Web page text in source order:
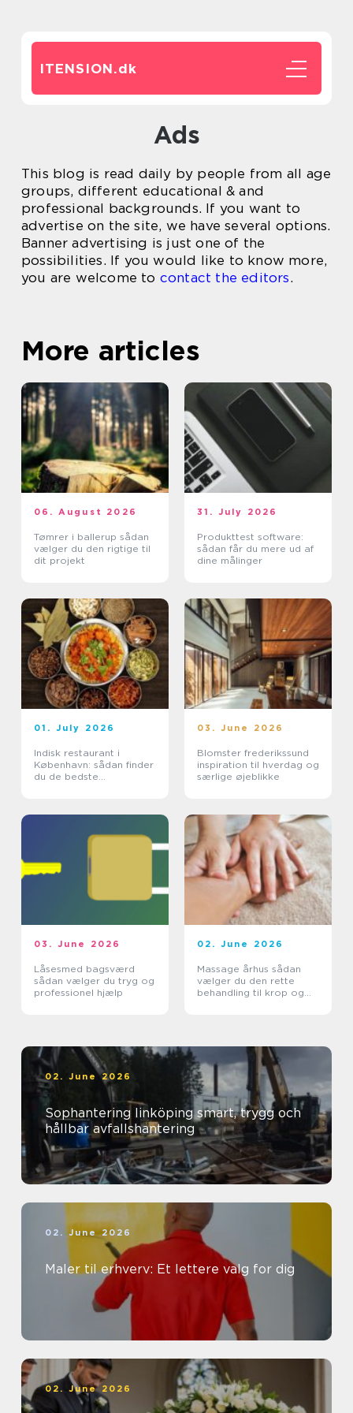
ITENSION.dk
Ads
This blog is read daily by people from all age
groups, different educational & and
professional backgrounds. If you want to
advertise on the site, we have several options.
Banner advertising is just one of the
possibilities. If you would like to know more,
you are welcome to contact the editors.
More articles
06. August 2026
Tømrer i ballerup sådan
vælger du den rigtige til
dit projekt
31. July 2026
Produkttest software:
sådan får du mere ud af
dine målinger
01. July 2026
Indisk restaurant i
København: sådan finder
du de bedste
03. June 2026
Blomster frederikssund
inspiration til hverdag og
særlige øjeblikke
03. June 2026
Låsesmed bagsværd
sådan vælger du tryg og
professionel hjælp
02. June 2026
Massage århus sådan
vælger du den rette
behandling til krop og
02. June 2026
Sophantering linköping smart, trygg och
hållbar avfallshantering
02. June 2026
Maler til erhverv: Et lettere valg for dig
02. June 2026